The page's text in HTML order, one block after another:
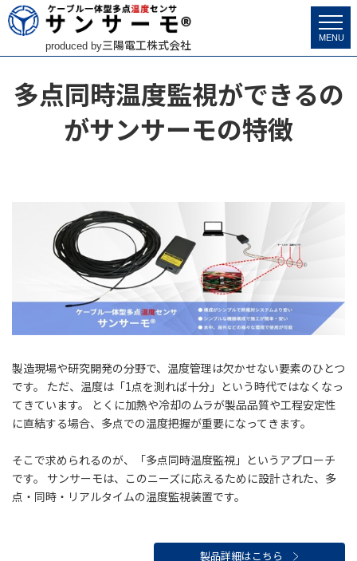
MENU
produced by三陽電工株式会社
サンサーモ> 特 徴>多点同時温度監視
多点同時温度監視ができるの
がサンサーモの特徴
製造現場や研究開発の分野で、温度管理は欠かせない要素のひとつ
です。 ただ、温度は「1点を測れば十分」という時代ではなくなっ
てきています。 とくに加熱や冷却のムラが製品品質や工程安定性
に直結する場合、多点での温度把握が重要になってきます。
そこで求められるのが、「多点同時温度監視」というアプローチ
です。 サンサーモは、このニーズに応えるために設計された、多
点・同時・リアルタイムの温度監視装置です。
製品詳細はこちら